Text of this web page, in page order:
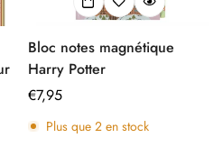
Bloc notes magnétique
Harry Potter
Prix
régulier
€7,95
Plus que 2 en stock